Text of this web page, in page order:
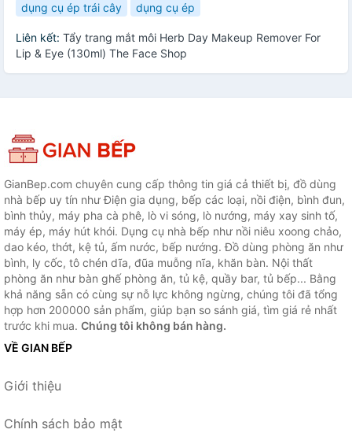
dụng cụ ép trái cây
dụng cụ ép
Liên kết: Tẩy trang mắt môi Herb Day Makeup Remover For
Lip & Eye (130ml) The Face Shop
GianBep.com chuyên cung cấp thông tin giá cả thiết bị, đồ dùng
nhà bếp uy tín như Điện gia dụng, bếp các loại, nồi điện, bình đun,
bình thủy, máy pha cà phê, lò vi sóng, lò nướng, máy xay sinh tố,
máy ép, máy hút khói. Dụng cụ nhà bếp như nồi niêu xoong chảo,
dao kéo, thớt, kệ tủ, ấm nước, bếp nướng. Đồ dùng phòng ăn như
bình, ly cốc, tô chén dĩa, đũa muỗng nĩa, khăn bàn. Nội thất
phòng ăn như bàn ghế phòng ăn, tủ kệ, quầy bar, tủ bếp... Bằng
khả năng sẵn có cùng sự nỗ lực không ngừng, chúng tôi đã tổng
hợp hơn 200000 sản phẩm, giúp bạn so sánh giá, tìm giá rẻ nhất
trước khi mua. Chúng tôi không bán hàng.
VỀ GIAN BẾP
Giới thiệu
Chính sách bảo mật